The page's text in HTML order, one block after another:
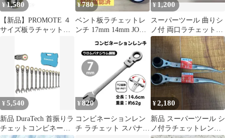
¥ 1,580
【新品】PROMOTE ４
サイズ板ラチャット
¥780
ベント板ラチェットレ
ンチ 17mm 14mm JOB
Master 仕事の達人‼️
¥1,200
スーパーツール 曲りシ
ノ付 両口ラチェットレ
ンチ ショート SRB 中
古
¥5,540
新品 DuraTech 首振りラ
チェットコンビネーシ
¥ 820
コンビネーションレン
チ ラチェット スパナ
¥2,180
新品 スーパーツール シ
ノ付ラチェットレンチ